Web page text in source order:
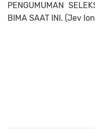
PENGUMUMAN
BIMA SAAT INI. (Jev